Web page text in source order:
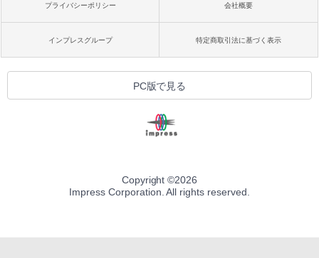
プライバシーポリシー 会社概要
インプレスグループ 特定商取引法に基づく表示
PC版で見る
Copyright ©2026
Impress Corporation. All rights reserved.